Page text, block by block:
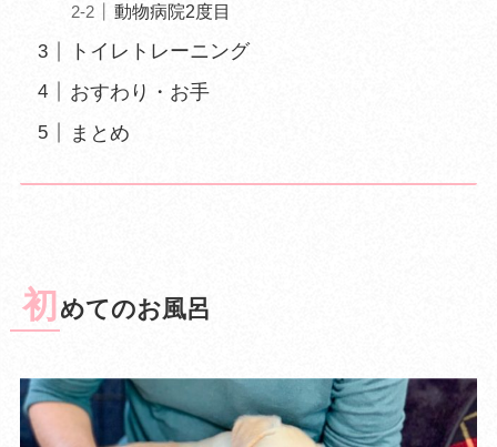
動物病院2度目
トイレトレーニング
おすわり・お手
まとめ
初 めてのお風呂